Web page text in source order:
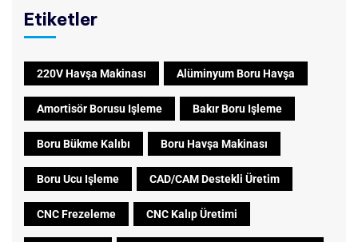
Etiketler
220V Havşa Makinası Alüminyum Boru Havşa
Amortisör Borusu Işleme Bakır Boru Işleme
Boru Bükme Kalıbı Boru Havşa Makinası
Boru Ucu Işleme CAD/CAM Destekli Üretim
CNC Frezeleme CNC Kalıp Üretimi